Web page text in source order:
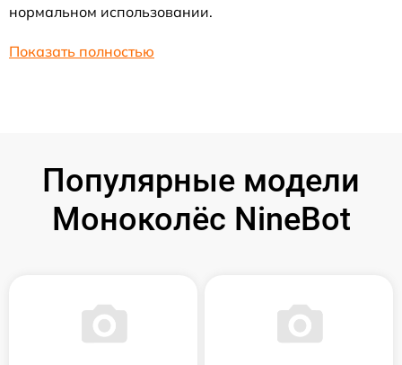
нормальном использовании.
Показать полностью
Популярные модели
Моноколёс NineBot